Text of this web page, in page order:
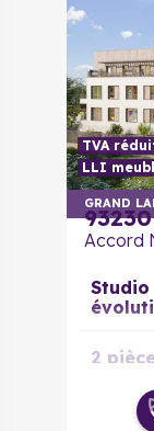
3 pièces
évolutif
4
5
GRAND
TVA
LLI
93230
Accord
Studio
2
2